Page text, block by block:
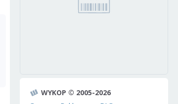
WYKOP © 2005-2026